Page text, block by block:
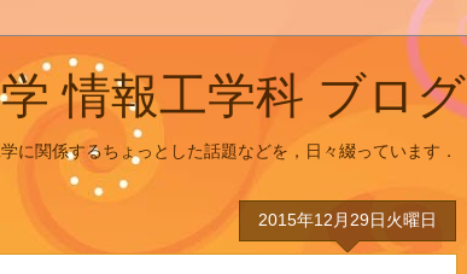
情報工学科 ブログ
に関係するちょっとした話題などを，日々綴っています．
2015年12月29日火曜日